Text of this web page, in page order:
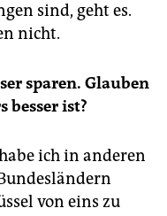
sind, geht es.
nicht.
sparen. Glauben
besser ist?
ich in anderen
von eins zu